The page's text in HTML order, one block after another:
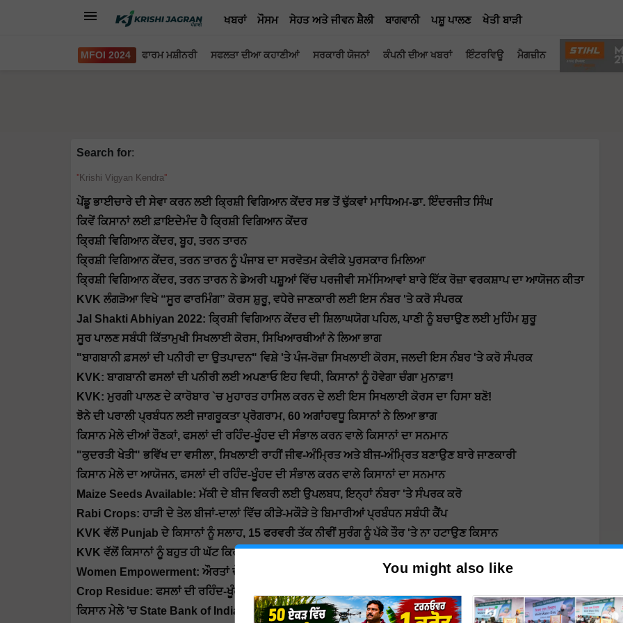
ਖਬਰਾਂ ਮੌਸਮ ਸੇਹਤ ਅਤੇ ਜੀਵਨ ਸ਼ੈਲੀ ਬਾਗਵਾਨੀ ਪਸ਼ੂ ਪਾਲਣ ਖੇਤੀ ਬਾੜੀ
MFOI 2024 ਫਾਰਮ ਮਸ਼ੀਨਰੀ ਸਫਲਤਾ ਦੀਆ ਕਹਾਣੀਆਂ ਸਰਕਾਰੀ ਯੋਜਨਾਂ ਕੰਪਨੀ ਦੀਆ ਖਬਰਾਂ ਇੰਟਰਵਿਊ ਮੈਗਜ਼ੀਨ
Search for:
Krishi Vigyan Kendra
ਪੇਂਡੂ ਭਾਈਚਾਰੇ ਦੀ ਸੇਵਾ ਕਰਨ ਲਈ ਕ੍ਰਿਸ਼ੀ ਵਿਗਿਆਨ ਕੇਂਦਰ ਸਭ ਤੋਂ ਢੁੱਕਵਾਂ ਮਾਧਿਅਮ-ਡਾ. ਇੰਦਰਜੀਤ ਸਿੰਘ
ਕਿਵੇਂ ਕਿਸਾਨਾਂ ਲਈ ਫ਼ਾਇਦੇਮੰਦ ਹੈ ਕ੍ਰਿਸ਼ੀ ਵਿਗਿਆਨ ਕੇਂਦਰ
ਕ੍ਰਿਸ਼ੀ ਵਿਗਿਆਨ ਕੇਂਦਰ, ਬੂਹ, ਤਰਨ ਤਾਰਨ
ਕ੍ਰਿਸ਼ੀ ਵਿਗਿਆਨ ਕੇਂਦਰ, ਤਰਨ ਤਾਰਨ ਨੂੰ ਪੰਜਾਬ ਦਾ ਸਰਵੋਤਮ ਕੇਵੀਕੇ ਪੁਰਸਕਾਰ ਮਿਲਿਆ
ਕ੍ਰਿਸ਼ੀ ਵਿਗਿਆਨ ਕੇਂਦਰ, ਤਰਨ ਤਾਰਨ ਨੇ ਡੇਅਰੀ ਪਸ਼ੂਆਂ ਵਿੱਚ ਪਰਜੀਵੀ ਸਮੱਸਿਆਵਾਂ ਬਾਰੇ ਇੱਕ ਰੋਜ਼ਾ ਵਰਕਸ਼ਾਪ ਦਾ ਆਯੋਜਨ ਕੀਤਾ
KVK ਲੰਗੜੋਆ ਵਿਖੇ “ਸੂਰ ਫਾਰਮਿੰਗ” ਕੋਰਸ ਸ਼ੁਰੂ, ਵਧੇਰੇ ਜਾਣਕਾਰੀ ਲਈ ਇਸ ਨੰਬਰ 'ਤੇ ਕਰੋ ਸੰਪਰਕ
Jal Shakti Abhiyan 2022: ਕ੍ਰਿਸ਼ੀ ਵਿਗਿਆਨ ਕੇਂਦਰ ਦੀ ਸ਼ਿਲਾਘਯੋਗ ਪਹਿਲ, ਪਾਣੀ ਨੂੰ ਬਚਾਉਣ ਲਈ ਮੁਹਿੰਮ ਸ਼ੁਰੂ
ਸੂਰ ਪਾਲਣ ਸਬੰਧੀ ਕਿੱਤਾਮੁਖੀ ਸਿਖਲਾਈ ਕੋਰਸ, ਸਿਖਿਆਰਥੀਆਂ ਨੇ ਲਿਆ ਭਾਗ
"ਬਾਗਬਾਨੀ ਫ਼ਸਲਾਂ ਦੀ ਪਨੀਰੀ ਦਾ ਉਤਪਾਦਨ" ਵਿਸ਼ੇ 'ਤੇ ਪੰਜ-ਰੋਜ਼ਾ ਸਿਖਲਾਈ ਕੋਰਸ, ਜਲਦੀ ਇਸ ਨੰਬਰ 'ਤੇ ਕਰੋ ਸੰਪਰਕ
KVK: ਬਾਗਬਾਨੀ ਫਸਲਾਂ ਦੀ ਪਨੀਰੀ ਲਈ ਅਪਣਾਓ ਇਹ ਵਿਧੀ, ਕਿਸਾਨਾਂ ਨੂੰ ਹੋਵੇਗਾ ਚੰਗਾ ਮੁਨਾਫ਼ਾ!
KVK: ਮੁਰਗੀ ਪਾਲਣ ਦੇ ਕਾਰੋਬਾਰ `ਚ ਮੁਹਾਰਤ ਹਾਸਿਲ ਕਰਨ ਦੇ ਲਈ ਇਸ ਸਿਖਲਾਈ ਕੋਰਸ ਦਾ ਹਿਸਾ ਬਣੋ!
ਝੋਨੇ ਦੀ ਪਰਾਲੀ ਪ੍ਰਬੰਧਨ ਲਈ ਜਾਗਰੂਕਤਾ ਪ੍ਰੋਗਰਾਮ, 60 ਅਗਾਂਹਵਧੂ ਕਿਸਾਨਾਂ ਨੇ ਲਿਆ ਭਾਗ
ਕਿਸਾਨ ਮੇਲੇ ਦੀਆਂ ਰੌਣਕਾਂ, ਫਸਲਾਂ ਦੀ ਰਹਿੰਦ-ਖੂੰਹਦ ਦੀ ਸੰਭਾਲ ਕਰਨ ਵਾਲੇ ਕਿਸਾਨਾਂ ਦਾ ਸਨਮਾਨ
"ਕੁਦਰਤੀ ਖੇਤੀ" ਭਵਿੱਖ ਦਾ ਵਸੀਲਾ, ਸਿਖਲਾਈ ਰਾਹੀਂ ਜੀਵ-ਅੰਮ੍ਰਿਤ ਅਤੇ ਬੀਜ-ਅੰਮ੍ਰਿਤ ਬਣਾਉਣ ਬਾਰੇ ਜਾਣਕਾਰੀ
ਕਿਸਾਨ ਮੇਲੇ ਦਾ ਆਯੋਜਨ, ਫਸਲਾਂ ਦੀ ਰਹਿੰਦ-ਖੂੰਹਦ ਦੀ ਸੰਭਾਲ ਕਰਨ ਵਾਲੇ ਕਿਸਾਨਾਂ ਦਾ ਸਨਮਾਨ
Maize Seeds Available: ਮੱਕੀ ਦੇ ਬੀਜ ਵਿਕਰੀ ਲਈ ਉਪਲਬਧ, ਇਨ੍ਹਾਂ ਨੰਬਰਾ 'ਤੇ ਸੰਪਰਕ ਕਰੋ
Rabi Crops: ਹਾੜੀ ਦੇ ਤੇਲ ਬੀਜਾਂ-ਦਾਲਾਂ ਵਿੱਚ ਕੀੜੇ-ਮਕੌੜੇ ਤੇ ਬਿਮਾਰੀਆਂ ਪ੍ਰਬੰਧਨ ਸਬੰਧੀ ਕੈਂਪ
KVK ਵੱਲੋਂ Punjab ਦੇ ਕਿਸਾਨਾਂ ਨੂੰ ਸਲਾਹ, 15 ਫਰਵਰੀ ਤੱਕ ਨੀਵੀਂ ਸੁਰੰਗ ਨੂੰ ਪੱਕੇ ਤੌਰ 'ਤੇ ਨਾ ਹਟਾਉਣ ਕਿਸਾਨ
KVK ਵੱਲੋਂ ਕਿਸਾਨਾਂ ਨੂੰ ਬਹੁਤ ਹੀ ਘੱਟ ਕਿਰਾਏ 'ਤੇ ਮਸ਼ੀਨਰੀ ਮੁਹੱਈਆ, ਸਪ੍ਰੇਹਾਂ ਤੋਂ ਬਚਣ ਦੀ ਅਪੀਲ
Women Empowerment: ਔਰਤਾਂ ਦੇ ਸਸ਼ਕਤੀਕਰਨ 'ਚ ਕ੍ਰਿਸ਼ੀ ਵਿਗਿਆਨ ਕੇਂਦਰਾਂ ਦੀ ਭੂਮਿਕਾ
Crop Residue: ਫਸਲਾਂ ਦੀ ਰਹਿੰਦ-ਖੂੰਹਦ ਦੇ ਪ੍ਰਬੰਧਨ ਰਾਹੀਂ ਕਿਸਾਨਾਂ ਲਈ ਬਿਹਤਰ ਖੇਤੀ ਲਾਭ
ਕਿਸਾਨ ਮੇਲੇ 'ਚ State Bank of India ਵੱਲੋਂ ਕਿਸਾਨਾਂ ਨਾਲ ਸਬੰਧਤ ਬੈਂਕ ਸਕੀਮਾਂ ਬਾਰੇ ਜਾਣਕਾਰੀ ਸਾਂਝੀ
You might also like